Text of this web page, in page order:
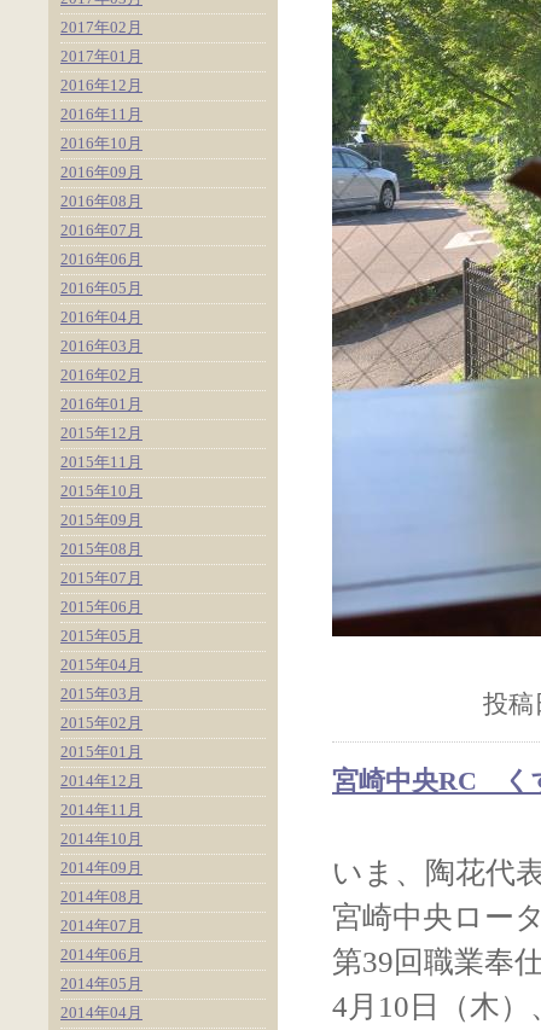
投稿
宮崎中央RC く
いま、陶花代
宮崎中央ロー
第39回職業奉
4月10日（木）
2017年02月
2017年01月
2016年12月
2016年11月
2016年10月
2016年09月
2016年08月
2016年07月
2016年06月
2016年05月
2016年04月
2016年03月
2016年02月
2016年01月
2015年12月
2015年11月
2015年10月
2015年09月
2015年08月
2015年07月
2015年06月
2015年05月
2015年04月
2015年03月
2015年02月
2015年01月
2014年12月
2014年11月
2014年10月
2014年09月
2014年08月
2014年07月
2014年06月
2014年05月
2014年04月